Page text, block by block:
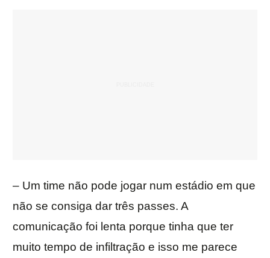
– Um time não pode jogar num estádio em que
não se consiga dar três passes. A
comunicação foi lenta porque tinha que ter
muito tempo de infiltração e isso me parece